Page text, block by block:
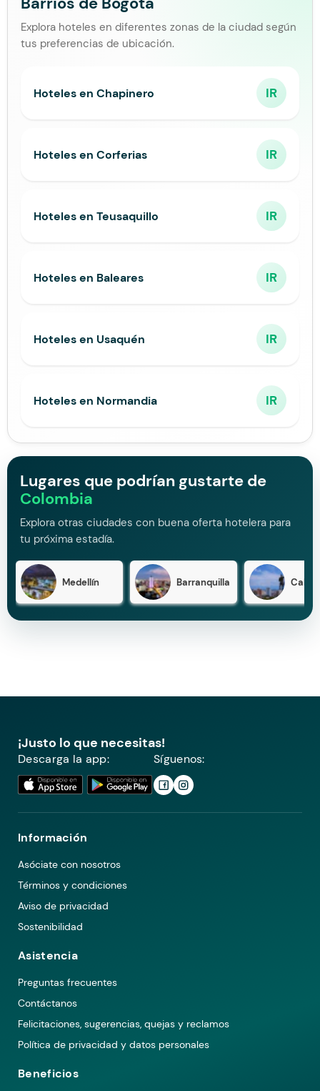
Explora hoteles en diferentes zonas de la ciudad según
tus preferencias de ubicación.
Hoteles en Chapinero IR
Hoteles en Corferias IR
Hoteles en Teusaquillo IR
Hoteles en Baleares IR
Hoteles en Usaquén IR
Hoteles en Normandia IR
Lugares que podrían gustarte de
Colombia
Explora otras ciudades con buena oferta hotelera para
tu próxima estadía.
Medellín Barranquilla Cali
¡Justo lo que necesitas!
Descarga la app: Síguenos:
Información
Asóciate con nosotros
Términos y condiciones
Aviso de privacidad
Sostenibilidad
Asistencia
Preguntas frecuentes
Contáctanos
Felicitaciones, sugerencias, quejas y reclamos
Política de privacidad y datos personales
Beneficios